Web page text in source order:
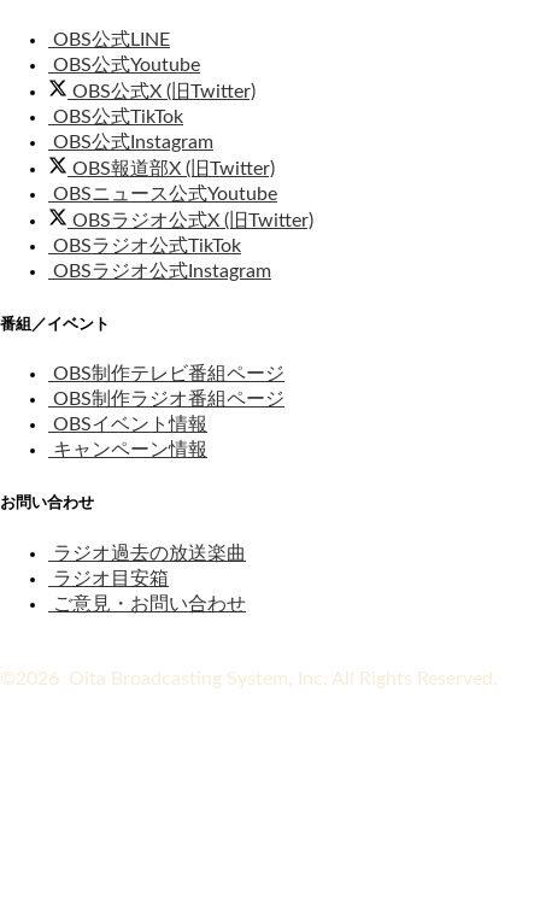
OBS公式LINE
OBS公式Youtube
OBS公式X (旧Twitter)
OBS公式TikTok
OBS公式Instagram
OBS報道部X (旧Twitter)
OBSニュース公式Youtube
OBSラジオ公式X (旧Twitter)
OBSラジオ公式TikTok
OBSラジオ公式Instagram
番組／イベント
OBS制作テレビ番組ページ
OBS制作ラジオ番組ページ
OBSイベント情報
キャンペーン情報
お問い合わせ
ラジオ過去の放送楽曲
ラジオ目安箱
ご意見・お問い合わせ
©2026 Oita Broadcasting System, Inc. All Rights Reserved.